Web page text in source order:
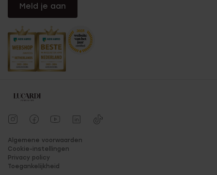
Meld je aan
Algemene voorwaarden
Cookie-instellingen
Privacy policy
Toegankelijkheid